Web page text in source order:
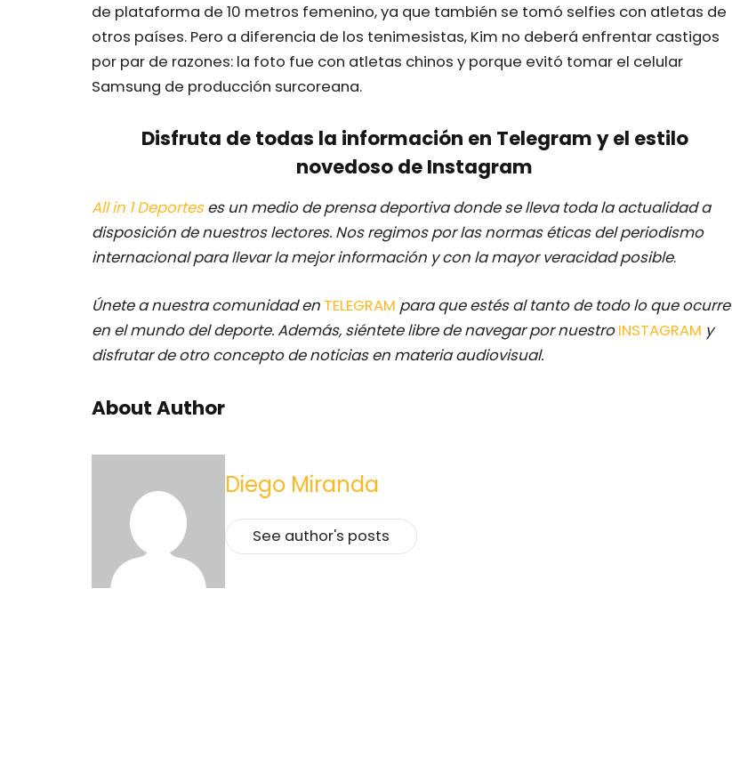
de plataforma de 10 metros femenino, ya que también se tomó selfies con atletas de
otros países. Pero a diferencia de los tenimesistas, Kim no deberá enfrentar castigos
por par de razones: la foto fue con atletas chinos y porque evitó tomar el celular
Samsung de producción surcoreana.
Disfruta de todas la información en Telegram y el estilo
novedoso de Instagram
All in 1 Deporteses un medio de prensa deportiva donde se lleva toda la actualidad a
disposición de nuestros lectores. Nos regimos por las normas éticas del periodismo
internacional para llevar la mejor información y con la mayor veracidad posible.
Únete a nuestra comunidad en TELEGRAM para que estés al tanto de todo lo que ocurre
en el mundo del deporte. Además, siéntete libre de navegar por nuestro INSTAGRAM y
disfrutar de otro concepto de noticias en materia audiovisual.
About Author
Diego Miranda
See author's posts